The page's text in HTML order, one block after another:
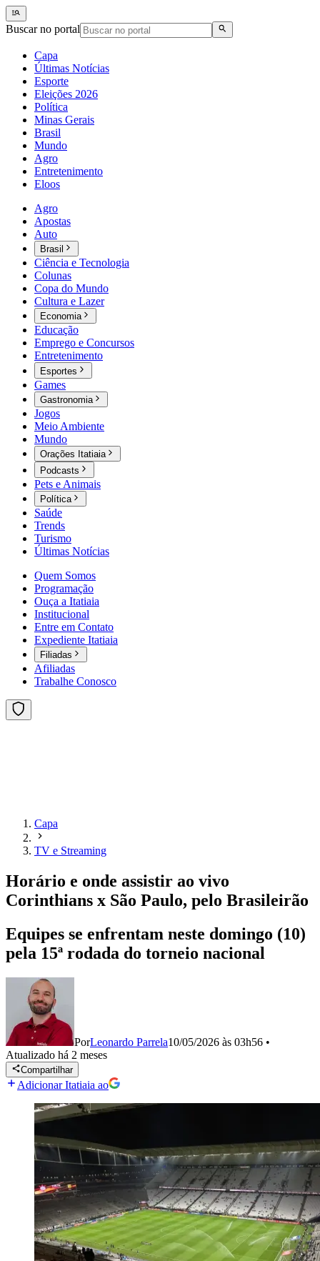
Buscar no portal
Capa
Últimas Notícias
Esporte
Eleições 2026
Política
Minas Gerais
Brasil
Mundo
Agro
Entretenimento
Eloos
Agro
Apostas
Auto
Brasil
Ciência e Tecnologia
Colunas
Copa do Mundo
Cultura e Lazer
Economia
Educação
Emprego e Concursos
Entretenimento
Esportes
Games
Gastronomia
Jogos
Meio Ambiente
Mundo
Orações Itatiaia
Podcasts
Pets e Animais
Política
Saúde
Trends
Turismo
Últimas Notícias
Quem Somos
Programação
Ouça a Itatiaia
Institucional
Entre em Contato
Expediente Itatiaia
Filiadas
Afiliadas
Trabalhe Conosco
Capa
TV e Streaming
Horário e onde assistir ao vivo
Corinthians x São Paulo, pelo Brasileirão
Equipes se enfrentam neste domingo (10)
pela 15ª rodada do torneio nacional
PorLeonardo Parrela10/05/2026 às 03h56 •
Atualizado há 2 meses
Compartilhar
Adicionar Itatiaia ao